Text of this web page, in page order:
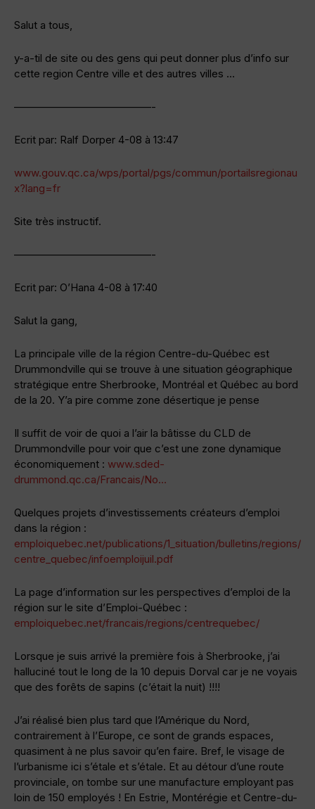
Salut a tous,
y-a-til de site ou des gens qui peut donner plus d’info sur
cette region Centre ville et des autres villes …
—————————————-
Ecrit par: Ralf Dorper 4-08 à 13:47
www.gouv.qc.ca/wps/portal/pgs/commun/portailsregionau
x?lang=fr
Site très instructif.
—————————————-
Ecrit par: O’Hana 4-08 à 17:40
Salut la gang,
La principale ville de la région Centre-du-Québec est
Drummondville qui se trouve à une situation géographique
stratégique entre Sherbrooke, Montréal et Québec au bord
de la 20. Y’a pire comme zone désertique je pense
Il suffit de voir de quoi a l’air la bâtisse du CLD de
Drummondville pour voir que c’est une zone dynamique
économiquement : www.sded-
drummond.qc.ca/Francais/No…
Quelques projets d’investissements créateurs d’emploi
dans la région :
emploiquebec.net/publications/1_situation/bulletins/regions/
centre_quebec/infoemploijuil.pdf
La page d’information sur les perspectives d’emploi de la
région sur le site d’Emploi-Québec :
emploiquebec.net/francais/regions/centrequebec/
Lorsque je suis arrivé la première fois à Sherbrooke, j’ai
halluciné tout le long de la 10 depuis Dorval car je ne voyais
que des forêts de sapins (c’était la nuit) !!!!
J’ai réalisé bien plus tard que l’Amérique du Nord,
contrairement à l’Europe, ce sont de grands espaces,
quasiment à ne plus savoir qu’en faire. Bref, le visage de
l’urbanisme ici s’étale et s’étale. Et au détour d’une route
provinciale, on tombe sur une manufacture employant pas
loin de 150 employés ! En Estrie, Montérégie et Centre-du-